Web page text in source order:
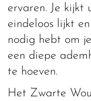
ervaren. Je kijkt
eindeloos lijkt
nodig hebt om
een diepe
te hoeven.
Het Zwarte